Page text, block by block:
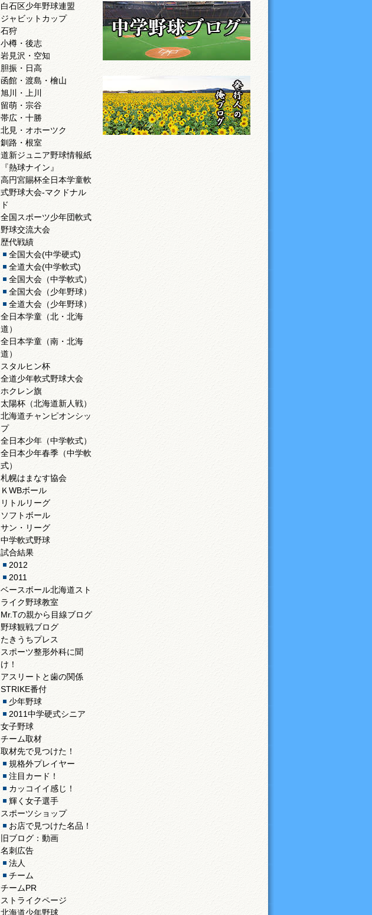
白石区少年野球連盟
ジャビットカップ
石狩
小樽・後志
岩見沢・空知
胆振・日高
函館・渡島・檜山
旭川・上川
留萌・宗谷
帯広・十勝
北見・オホーツク
釧路・根室
道新ジュニア野球情報紙
『熱球ナイン』
高円宮賜杯全日本学童軟
式野球大会-マクドナル
ド
全国スポーツ少年団軟式
野球交流大会
歴代戦績
全国大会(中学硬式)
全道大会(中学軟式)
全国大会（中学軟式）
全国大会（少年野球）
全道大会（少年野球）
全日本学童（北・北海
道）
全日本学童（南・北海
道）
スタルヒン杯
全道少年軟式野球大会
ホクレン旗
太陽杯（北海道新人戦）
北海道チャンピオンシッ
プ
全日本少年（中学軟式）
全日本少年春季（中学軟
式）
札幌はまなす協会
ＫWBボール
リトルリーグ
ソフトボール
サン・リーグ
中学軟式野球
試合結果
2012
2011
ベースボール北海道スト
ライク野球教室
Mr.Tの親から目線ブログ
野球観戦ブログ
たきうちプレス
スポーツ整形外科に聞
け！
アスリートと歯の関係
STRIKE番付
少年野球
2011中学硬式シニア
女子野球
チーム取材
取材先で見つけた！
規格外プレイヤー
注目カード！
カッコイイ感じ！
輝く女子選手
スポーツショップ
お店で見つけた名品！
旧ブログ：動画
名刺広告
法人
チーム
チームPR
ストライクページ
北海道少年野球